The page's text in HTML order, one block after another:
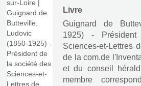
Livre
Guignard de
1925) -
Sciences-et-Lettres
de la com.de
et du conseil
membre